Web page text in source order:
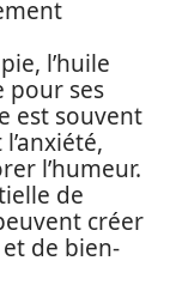
l’huile
pour ses
est souvent
l’humeur.
de
créer
de bien-